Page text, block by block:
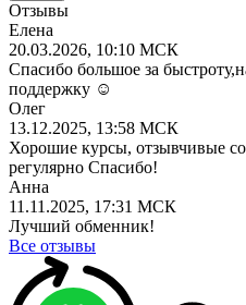
Отзывы
Елена
20.03.2026, 10:10 МСК
Спасибо большое за
поддержку ☺️
Олег
13.12.2025, 13:58 МСК
Хорошие курсы, отзывчивые
регулярно Спасибо!
Анна
11.11.2025, 17:31 МСК
Лучший обменник!
Все отзывы